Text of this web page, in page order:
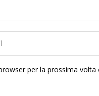
per la prossima volta